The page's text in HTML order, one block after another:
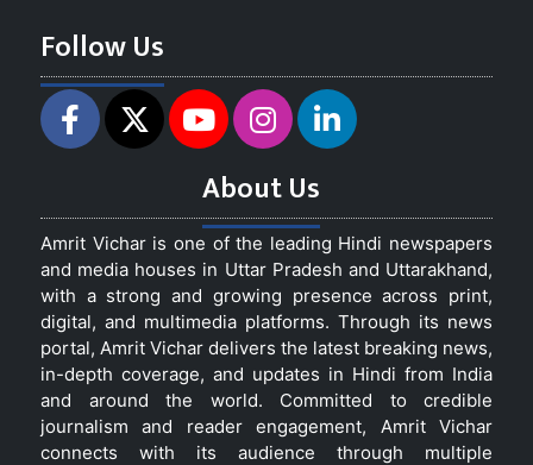
Follow Us
About Us
Amrit Vichar is one of the leading Hindi newspapers
and media houses in Uttar Pradesh and Uttarakhand,
with a strong and growing presence across print,
digital, and multimedia platforms. Through its news
portal, Amrit Vichar delivers the latest breaking news,
in-depth coverage, and updates in Hindi from India
and around the world. Committed to credible
journalism and reader engagement, Amrit Vichar
connects with its audience through multiple